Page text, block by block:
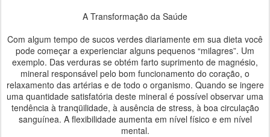
A Transformação da Saúde
Com algum tempo de sucos verdes diariamente em sua dieta você
pode começar a experienciar alguns pequenos “milagres”. Um
exemplo. Das verduras se obtém farto suprimento de magnésio,
mineral responsável pelo bom funcionamento do coração, o
relaxamento das artérias e de todo o organismo. Quando se ingere
uma quantidade satisfatória deste mineral é possível observar uma
tendência à tranqüilidade, à ausência de stress, à boa circulação
sanguínea. A flexibilidade aumenta em nível físico e em nível
mental.